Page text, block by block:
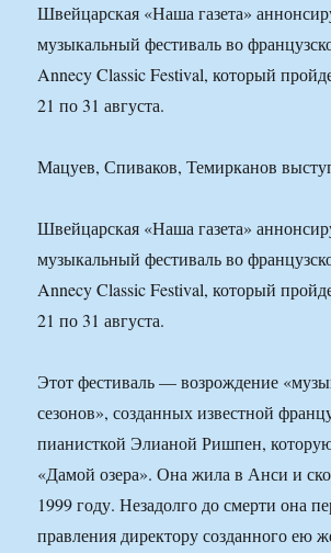
Швейцарская «Наша газета»
музыкальный фестиваль во
Annecy Classic Festival, который
21 по 31 августа.
Мацуев, Спиваков, Темирканов
Швейцарская «Наша газета»
музыкальный фестиваль во
Annecy Classic Festival, который
21 по 31 августа.
Этот фестиваль — возрождение
сезонов», созданных известной
пианисткой Элианой Ришпен,
«Дамой озера». Она жила в Анси и
1999 году. Незадолго до смерти она
правления директору созданного ею